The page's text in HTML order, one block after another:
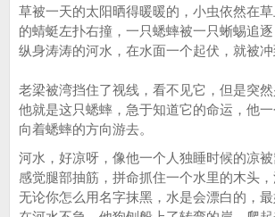
草被一天的太阳晒得暖暖的，小虫依然在
的蜻蜓左扑右撞，一只蟋蟀被一只蜥蜴追逐
纵身涛涛的河水，在水面一个起伏，就被冲
老梁被湾挡住了视线，看不见它，但是突
他就是这只蟋蟀，急于知道它的命运，他一
向着蟋蟀的方向游去。
河水，好凉呀，像他一个人独睡时候的凉被
感觉腿部抽筋，拼命抓住一个水里的木头，
无论你怎么用名字抹黑，水是会漂白的，